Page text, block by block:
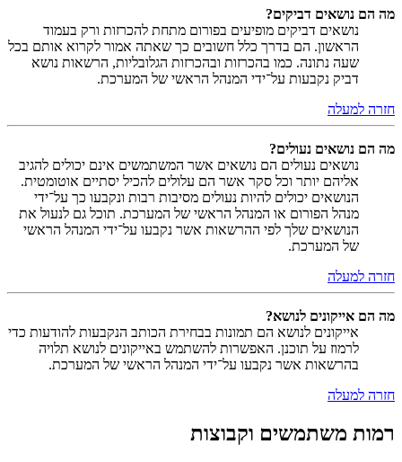
מה הם נושאים דביקים?
נושאים דביקים מופיעים בפורום מתחת להכרזות ורק בעמוד
הראשון. הם בדרך כלל חשובים כך שאתה אמור לקרוא אותם בכל
שעה נתונה. כמו בהכרזות ובהכרזות הגלובליות, הרשאות נושא
דביק נקבעות על־ידי המנהל הראשי של המערכת.
חזרה למעלה
מה הם נושאים נעולים?
נושאים נעולים הם נושאים אשר המשתמשים אינם יכולים להגיב
אליהם יותר וכל סקר אשר הם עלולים להכיל יסתיים אוטומטית.
הנושאים יכולים להיות נעולים מסיבות רבות ונקבעו כך על־ידי
מנהל הפורום או המנהל הראשי של המערכת. תוכל גם לנעול את
הנושאים שלך לפי ההרשאות אשר נקבעו על־ידי המנהל הראשי
של המערכת.
חזרה למעלה
מה הם אייקונים לנושא?
אייקונים לנושא הם תמונות בבחירת הכותב הנקבעות להודעות כדי
לרמוז על תוכנן. האפשרות להשתמש באייקונים לנושא תלויה
בהרשאות אשר נקבעו על־ידי המנהל הראשי של המערכת.
חזרה למעלה
רמות משתמשים וקבוצות